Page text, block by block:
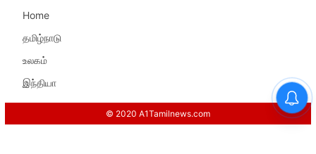
Home
தமிழ்நாடு
உலகம்
இந்தியா
© 2020 A1Tamilnews.com